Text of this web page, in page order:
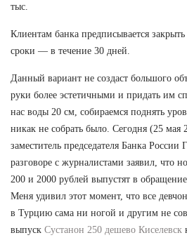
тыс.
Клиентам банка предписывается
сроки — в течение 30 дней.
Данный вариант не создаст большого
руки более эстетичными и придать им
нас воды 20 см, собираемся поднять
никак не собрать было. Сегодня (25 мая
заместитель председателя Банка
разговоре с журналистами заявил, что
200 и 2000 рублей выпустят в обращение
Меня удивил этот момент, что все
в Турцию сама ни ногой и другим не
выпуск Сустанон 250 дешево Киселевск